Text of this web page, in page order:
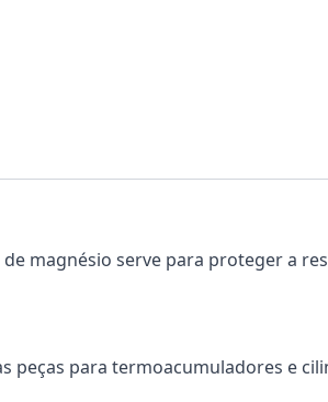
magnésio serve para proteger a
peças para termoacumuladores e